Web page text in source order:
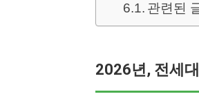
관련된
2026년, 전세